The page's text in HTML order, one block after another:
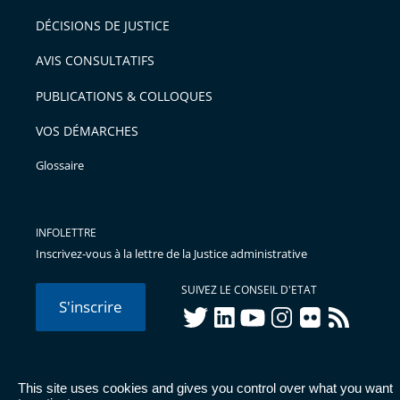
This site uses cookies and gives you control over what you want
pour
avant
DÉCISIONS DE JUSTICE
AVIS CONSULTATIFS
PUBLICATIONS & COLLOQUES
VOS DÉMARCHES
Glossaire
INFOLETTRE
Inscrivez-vous à la lettre de la Justice administrative
S'inscrire
SUIVEZ LE CONSEIL D'ETAT
twitterlinkedInyoutubeinstagram
flickr rss